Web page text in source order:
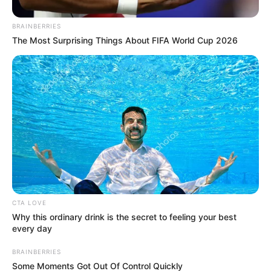
una inadecuada planeación de los procesos
contractuales dirigidos por la Secretaría en medio de ese
proyecto conocido como “Compromiso con el
Envejecimiento Activo y una Bogotá Cuidadora e
Incluyente”.
BRAINBERRIES
The Most Surprising Things About FIFA World Cup 2026
CTA LOVE
Why this ordinary drink is the secret to feeling your best
every day
BRAINBERRIES
Some Moments Got Out Of Control Quickly